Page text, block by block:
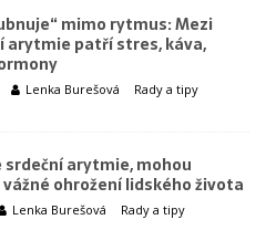
mimo rytmus: Mezi
arytmie patří stres, káva,
Lenka Burešová Rady a tipy
srdeční arytmie, mohou
ohrožení lidského života
Lenka Burešová Rady a tipy